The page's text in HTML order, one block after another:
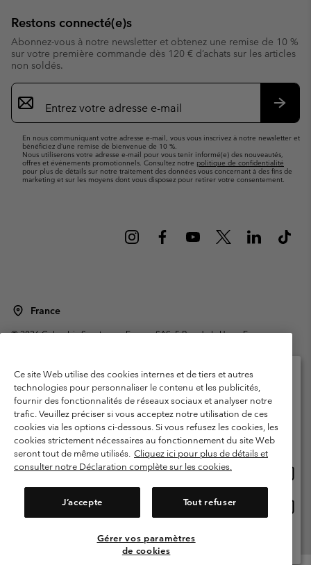
Restons connecté(e)s
Abonnez-vous à notre newsletter et obtenez une remise de 10 %
sur votre première commande dès 120 € d’achats sur les articles
non soldés.
Inscription
par
e-
En nous communiquant votre adresse e-mail, vous vous inscrivez à notre newsletter et
bénéficiez d’une remise de bienvenue de 10 %.
Nous utiliserons votre adresse e-mail pour vous tenir informé(e) des nouveautés,
offres et événements promotionnels. Consultez notre politique de confidentialité
pour plus de détails sur notre traitement des données vous concernant à des fins de
marketing et sur les moyens dont vous disposez pour retirer votre consentement.
France
©2026Columbia Sportswear Europe SAS. 5 Rue de la Haye, Espace
Garanties Légales
Politique de confidentialité
Conditions d'utilisation - Membres
Conditions D'utilisation - Contenu généré par l'utilisateur
Impressum
Cookies
Public CBCR
Service client: Lun - Sam de 9h à 13h et de 14h à 18h
Ce site Web utilise des cookies internes et de tiers et autres
technologies pour personnaliser le contenu et les publicités,
fournir des fonctionnalités de réseaux sociaux et analyser notre
trafic. Veuillez préciser si vous acceptez notre utilisation de ces
cookies via les options ci-dessous. Si vous refusez les cookies, les
cookies strictement nécessaires au fonctionnement du site Web
seront tout de même utilisés. Cliquez ici pour plus de détails et
consulter notre Déclaration complète sur les cookies.
J’accepte Tout refuser
Gérer vos paramètres
de cookies
Veuillez sélectionner votre pays d’expédition et
votre langue
Achats en ligne disponibles
United States
ligne
France
Voir Tous Les Pays